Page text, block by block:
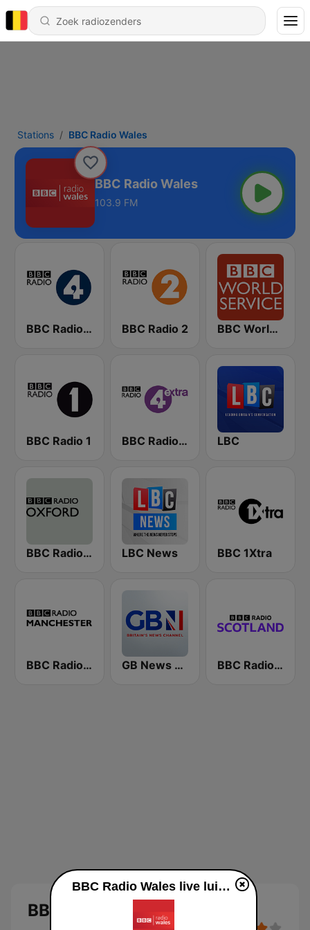
Stations BBC Radio Wales
BBC Radio Wales
103.9 FM
BBC Radio 4 BBC Radio 2 BBC World Service
BBC Radio 1 BBC Radio 4 Extra LBC
BBC Radio Oxford LBC News BBC 1Xtra
BBC Radio Manchester GB News Radio BBC Radio Scotland
BBC Radio Wales
BBC Radio Wales live luisteren